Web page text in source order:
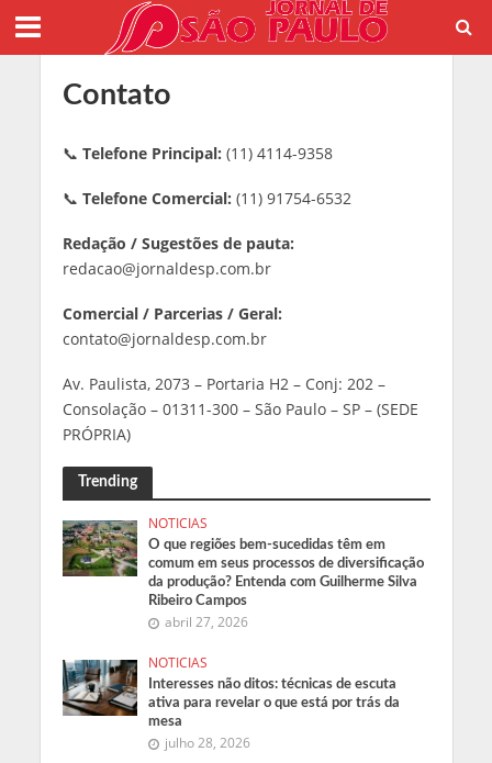
Contato
📞 Telefone Principal: (11) 4114-9358
📞 Telefone Comercial: (11) 91754-6532
Redação / Sugestões de pauta:
redacao@jornaldesp.com.br
Comercial / Parcerias / Geral:
contato@jornaldesp.com.br
Av. Paulista, 2073 – Portaria H2 – Conj: 202 –
Consolação – 01311-300 – São Paulo – SP – (SEDE
PRÓPRIA)
Trending
NOTICIAS
O que regiões bem-sucedidas têm em
comum em seus processos de diversificação
da produção? Entenda com Guilherme Silva
Ribeiro Campos
abril 27, 2026
NOTICIAS
Interesses não ditos: técnicas de escuta
ativa para revelar o que está por trás da
mesa
julho 28, 2026